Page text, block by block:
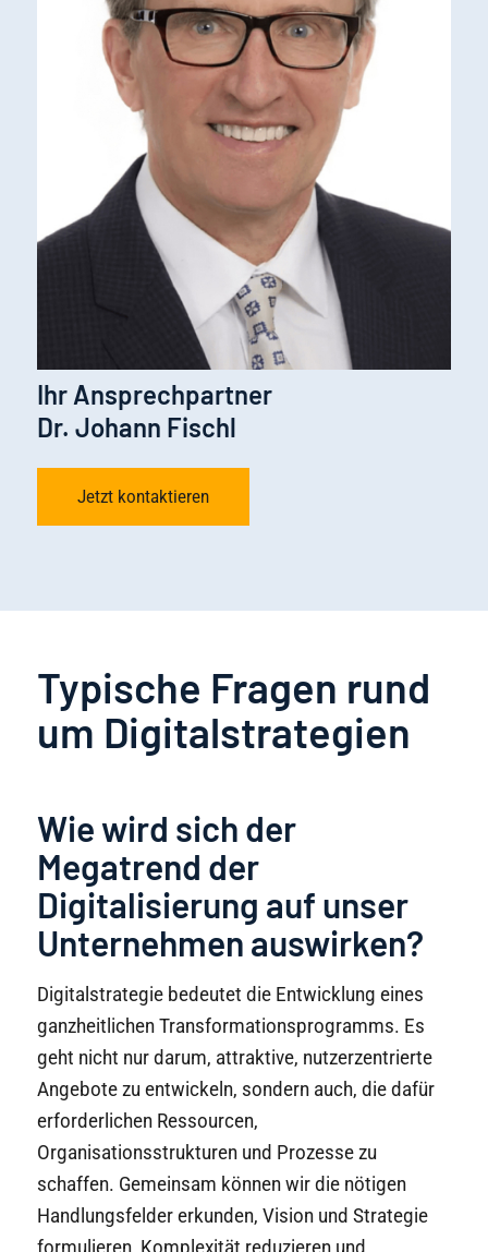
Ihr Ansprechpartner
Dr. Johann Fischl
Jetzt kontaktieren
Typische Fragen rund
um Digitalstrategien
Wie wird sich der
Megatrend der
Digitalisierung auf unser
Unternehmen auswirken?
Digitalstrategie bedeutet die Entwicklung eines
ganzheitlichen Transformationsprogramms. Es
geht nicht nur darum, attraktive, nutzerzentrierte
Angebote zu entwickeln, sondern auch, die dafür
erforderlichen Ressourcen,
Organisationsstrukturen und Prozesse zu
schaffen. Gemeinsam können wir die nötigen
Handlungsfelder erkunden, Vision und Strategie
formulieren, Komplexität reduzieren und